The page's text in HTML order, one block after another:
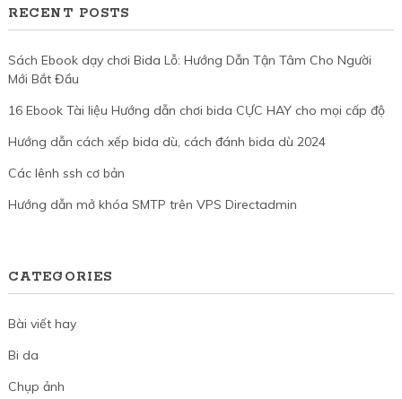
RECENT POSTS
Sách Ebook dạy chơi Bida Lỗ: Hướng Dẫn Tận Tâm Cho Người
Mới Bắt Đầu
16 Ebook Tài liệu Hướng dẫn chơi bida CỰC HAY cho mọi cấp độ
Hướng dẫn cách xếp bida dù, cách đánh bida dù 2024
Các lênh ssh cơ bản
Hướng dẫn mở khóa SMTP trên VPS Directadmin
CATEGORIES
Bài viết hay
Bi da
Chụp ảnh